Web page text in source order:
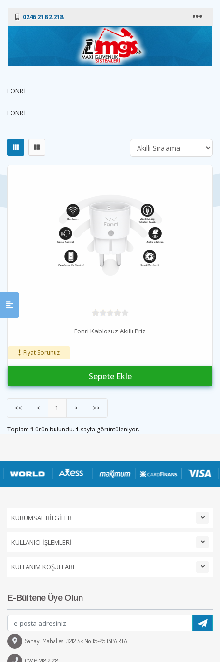
0246 218 2 218
FONRİ
FONRİ
Fonri Kablosuz Akıllı Priz
Fiyat Sorunuz
Sepete Ekle
<< < 1 > >>
Toplam 1 ürün bulundu. 1.sayfa görüntüleniyor.
KURUMSAL BİLGİLER
KULLANICI İŞLEMLERİ
KULLANIM KOŞULLARI
E-Bültene Üye Olun
Sanayi Mahallesi 3212 Sk No:15-25 ISPARTA